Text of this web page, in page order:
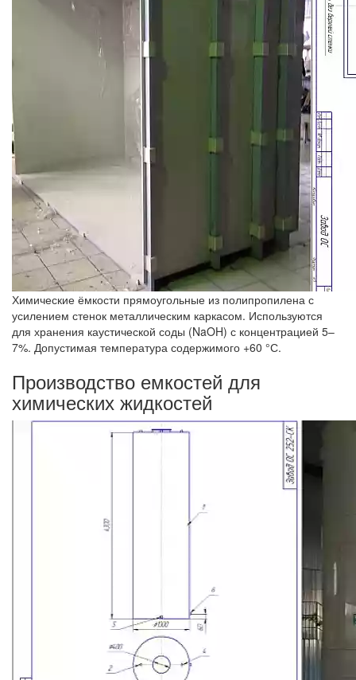
Химические ёмкости прямоугольные из полипропилена с
усилением стенок металлическим каркасом. Используются
для хранения каустической соды (NaOH) с концентрацией 5–
7%. Допустимая температура содержимого +60 °С.
Производство емкостей для
химических жидкостей